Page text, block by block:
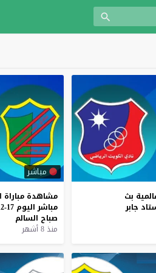
بث
جابر
مباشر
مشاهدة مباراة
مباشر اليوم 17-12-2025
صباح السالم
منذ 8 أشهر